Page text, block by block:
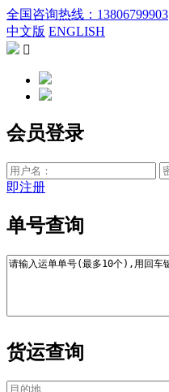
全国咨询热线：13806799903
中文版 ENGLISH

会员登录
即注册
单号查询
货运查询